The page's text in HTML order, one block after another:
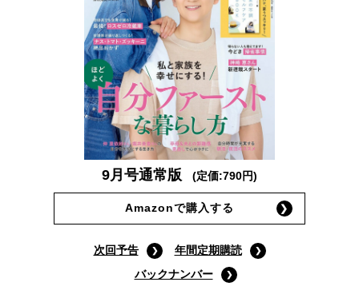
9月号通常版 (定価:790円)
Amazonで購入する
次回予告
年間定期購読
バックナンバー